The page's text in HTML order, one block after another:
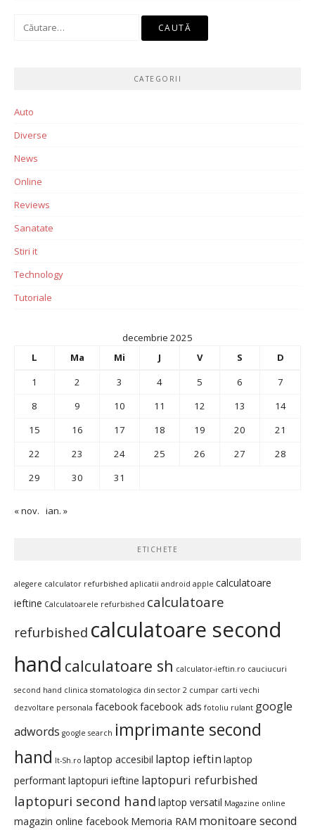
Caută
CATEGORII
Auto
Diverse
News
Online
Reviews
Sanatate
Stiri it
Technology
Tutoriale
decembrie 2025
L
Ma Mi J V S
D
1
2 3 4 5 6
7
8
9 10 11 12 13
14
15
16 17 18 19 20
21
22
23 24 25 26 27
28
29
30 31
« nov. ian. »
ETICHETE
alegere calculator refurbished aplicatii android apple calculatoare
ieftine Calculatoarele refurbished calculatoare
refurbished calculatoare second
hand calculatoare sh calculator-ieftin.ro cauciucuri
second hand clinica stomatologica din sector 2 cumpar carti vechi
dezvoltare personala facebookfacebook ads fotoliu rulant google
adwords google search imprimante second
hand It-Sh.ro laptop accesibil laptop ieftin laptop
performantlaptopuri ieftine laptopuri refurbished
laptopuri second hand laptop versatil Magazine online
magazin online facebook Memoria RAM monitoare second